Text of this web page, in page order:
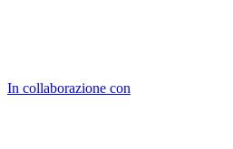
In collaborazione con